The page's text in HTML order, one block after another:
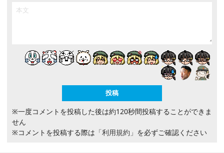
※一度コメントを投稿した後は約120秒間投稿することができま
せん
※コメントを投稿する際は 「利用規約」 を必ずご確認ください